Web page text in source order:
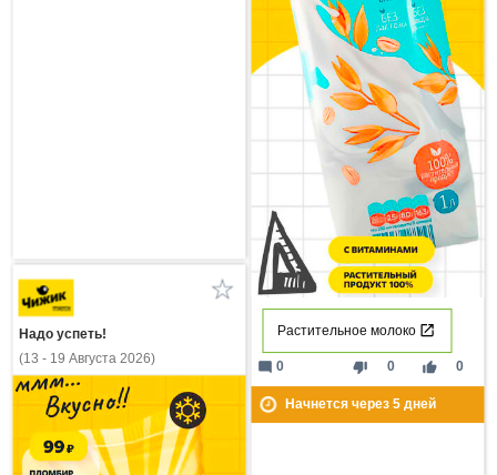
Растительное молоко
thumb_down 0 thumb_up 0
mode_comment 0
Начнется через 5дней
Надо успеть!
(13 - 19 Августа 2026)